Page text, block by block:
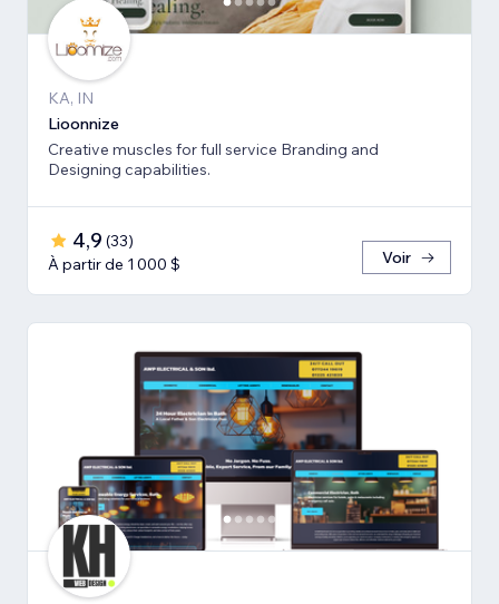
KA, IN
Lioonnize
Creative muscles for full service Branding and
Designing capabilities.
4,9 (33)
À partir de 1 000 $
Voir